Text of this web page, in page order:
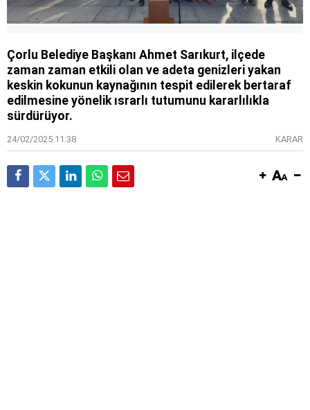
Çorlu Belediye Başkanı Ahmet Sarıkurt, ilçede
zaman zaman etkili olan ve adeta genizleri yakan
keskin kokunun kaynağının tespit edilerek bertaraf
edilmesine yönelik ısrarlı tutumunu kararlılıkla
sürdürüyor.
24/02/2025 11:38 KARAR